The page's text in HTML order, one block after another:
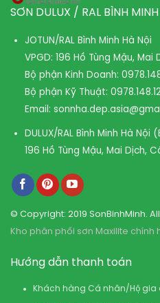
SƠN DULUX / RAL BÌNH MINH
JOTUN/RAL Bình Minh Hà Nội
VPGD: 196 Hồ Tùng Mậu, Mai
Bộ phận Kinh Doanh:
Bộ phận Kỹ Thuật:
Email:
DULUX/RAL Bình Minh Hà Nội
196 Hồ Tùng Mậu, Mai Dịch,
© Copyright: 2019 SonBinhMinh.
Kho phân phối sơn Maxilite chính
Hướng dẫn thanh toán
Khách hàng Cá nhân/Hộ gia